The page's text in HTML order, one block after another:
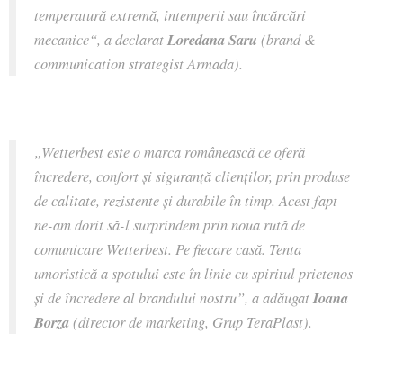
temperatură extremă, intemperii sau încărcări
mecanice“, a declaratLoredana Saru (brand &
communication strategist Armada).
„Wetterbest este o marca românească ce oferă
încredere, confort și siguranță clienților, prin produse
de calitate, rezistente și durabile în timp. Acest fapt
ne-am dorit să-l surprindem prin noua rută de
comunicare Wetterbest. Pe fiecare casă. Tenta
umoristică a spotului este în linie cu spiritul prietenos
și de încredere al brandului nostru”, a adăugatIoana
Borza(director de marketing, Grup TeraPlast).